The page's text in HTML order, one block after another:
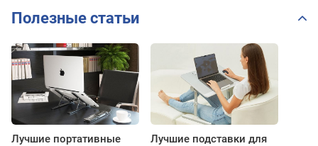
Полезные статьи
Лучшие портативные
Лучшие подставки для